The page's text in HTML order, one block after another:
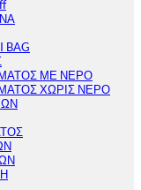
BAG
ΜΕ ΝΕΡΟ
ΧΩΡΙΣ ΝΕΡΟ